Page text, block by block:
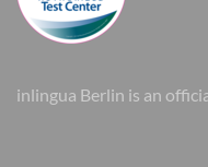
inlingua Berlin is an